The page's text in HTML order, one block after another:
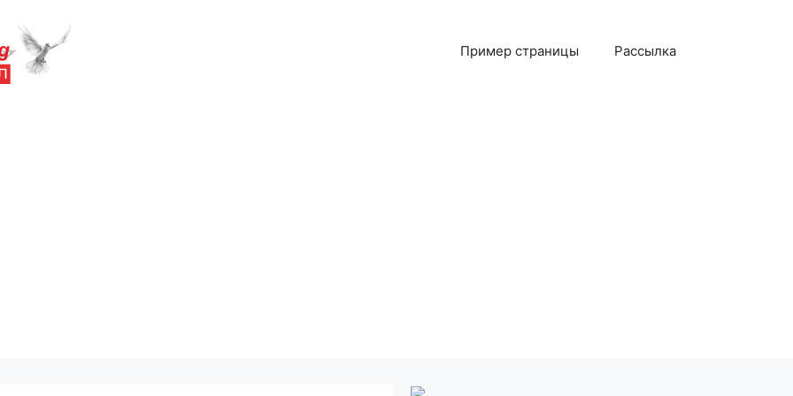
Пример страницы Рассылка